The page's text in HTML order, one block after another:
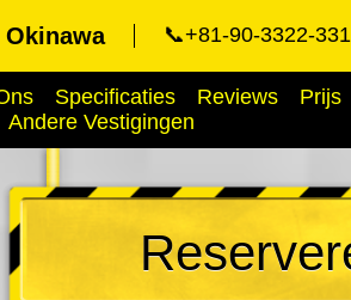
📞+81-90-3322-
Specificaties Reviews Prijs
Andere Vestigingen